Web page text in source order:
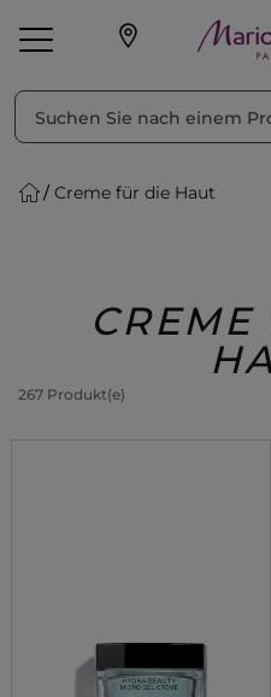
Geschenke
Creme für die Haut
267 Produkt(e)
sortieren nach